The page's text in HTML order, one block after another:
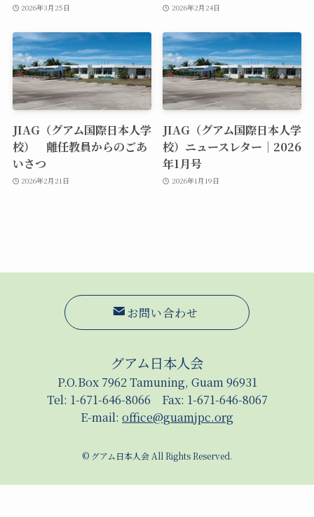
2026年3月25日 2026年2月24日
JIAG（グアム国際日本人学
校） 離任教員からのごあ
いさつ
2026年2月21日
JIAG（グアム国際日本人学
校）ニュースレター｜2026
年1月号
2026年1月19日
お問い合わせ
グアム日本人会
P.O.Box 7962 Tamuning, Guam 96931
Tel: 1-671-646-8066 Fax: 1-671-646-8067
E-mail: office@guamjpc.org
© グアム日本人会 All Rights Reserved.